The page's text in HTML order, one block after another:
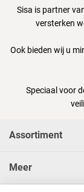
Sisa is partner
versterken
Ook bieden wij u
Speciaal voor
Assortiment
Meer